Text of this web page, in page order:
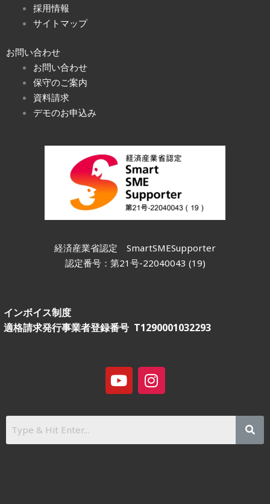
採用情報
サイトマップ
お問い合わせ
お問い合わせ
保守のご案内
資料請求
デモのお申込み
経済産業省認定 SmartSMESupporter
認定番号：第21号-22040043 (19)
インボイス制度
適格請求発行事業者登録番号 T1290001032293
Y
o
t
b
I
n
t
g